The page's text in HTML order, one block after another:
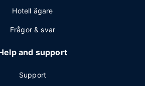
Hotell ägare
Frågor & svar
and support
Support